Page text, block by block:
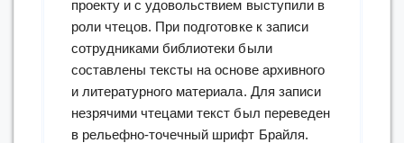
проекту и с удовольствием выступили в
роли чтецов. При подготовке к записи
сотрудниками библиотеки были
составлены тексты на основе архивного
и литературного материала. Для записи
незрячими чтецами текст был переведен
в рельефно-точечный шрифт Брайля.